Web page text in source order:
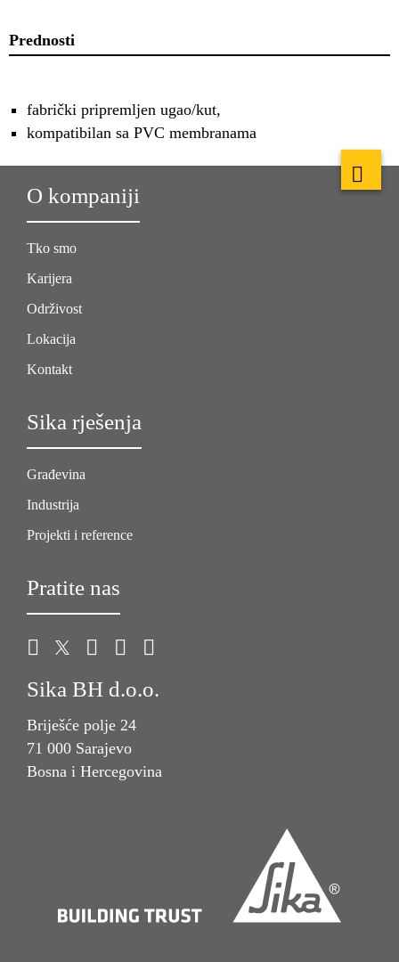
Prednosti
fabrički pripremljen ugao/kut,
kompatibilan sa PVC membranama
O kompaniji
Tko smo
Karijera
Održivost
Lokacija
Kontakt
Sika rješenja
Građevina
Industrija
Projekti i reference
Pratite nas
Sika BH d.o.o.
Briješće polje 24
71 000 Sarajevo
Bosna i Hercegovina